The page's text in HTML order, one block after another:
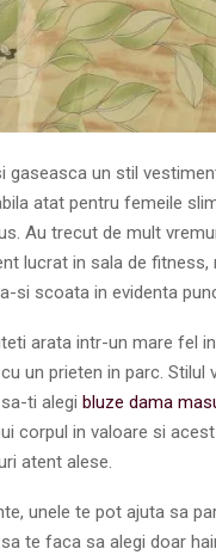
gaseasca un stil
atat pentru femeile
Au trecut de mult
lucrat in sala de
si scoata in evidenta
arata intr-un mare fel
un prieten in parc.
ti alegi bluze dama
corpul in valoare si
atent alese.
unele te pot ajuta sa
te faca sa alegi doar